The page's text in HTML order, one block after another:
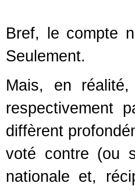
Bref, le compte
Seulement.
Mais, en
respectivement
diffèrent
voté contre (ou
nationale et,